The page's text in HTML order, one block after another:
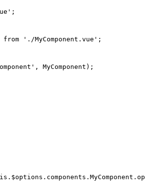
from './MyComponent.vue';
MyComponent);